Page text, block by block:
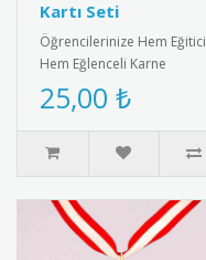
Kartı Seti
Öğrencilerinize Hem Eğitici
Hem Eğlenceli Karne
Hediyesi: Gülen Yüz
Yumurtlayan Kalem ve
İnteraktif ..
25,00 ₺